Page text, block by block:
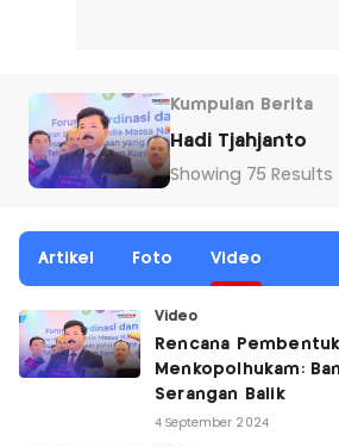
Kumpulan Berita
Hadi Tjahjanto
Showing 75 Results
Artikel Foto Video
Video
Rencana
Menkopolhukam:
Serangan Balik
4 September 2024